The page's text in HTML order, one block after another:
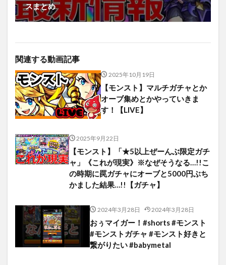
スまとめ
関連する動画記事
2025年10月19日
【モンスト】マルチガチャとか
オーブ集めとかやっていきま
す！【LIVE】
2025年9月22日
【モンスト】「★5以上ぜーんぶ限定ガチ
ャ」《これが現実》※なぜそうなる…!!こ
の時期に罠ガチャにオーブと5000円ぶち
かました結果…!!【ガチャ】
2024年3月28日 2024年3月28日
おぅマイガー！#shorts #モンスト
#モンストガチャ #モンスト好きと
繋がりたい #babymetal